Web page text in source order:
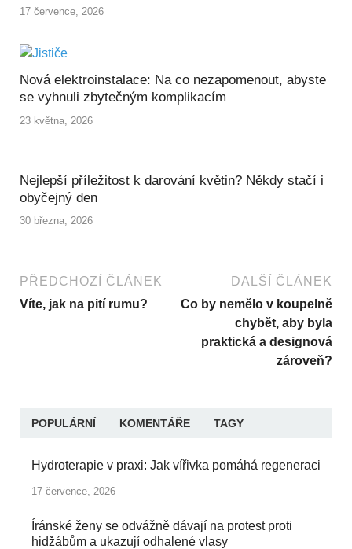
17 července, 2026
Nová elektroinstalace: Na co nezapomenout, abyste
se vyhnuli zbytečným komplikacím
23 května, 2026
Nejlepší příležitost k darování květin? Někdy stačí i
obyčejný den
30 března, 2026
PŘEDCHOZÍ ČLÁNEK
Víte, jak na pití rumu?
DALŠÍ ČLÁNEK
Co by nemělo v koupelně
chybět, aby byla
praktická a designová
zároveň?
POPULÁRNÍ KOMENTÁŘE TAGY
Hydroterapie v praxi: Jak vířivka pomáhá regeneraci
17 července, 2026
Íránské ženy se odvážně dávají na protest proti
hidžábům a ukazují odhalené vlasy